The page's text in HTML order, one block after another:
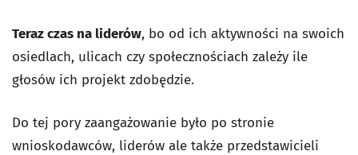
Teraz czas na liderów, bo od ich aktywności na swoich
osiedlach, ulicach czy społecznościach zależy ile
głosów ich projekt zdobędzie.
Do tej pory zaangażowanie było po stronie
wnioskodawców, liderów ale także przedstawicieli